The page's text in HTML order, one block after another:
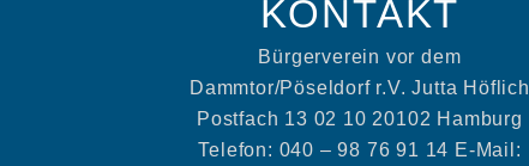
KONTAKT
Bürgerverein vor dem
Dammtor/Pöseldorf r.V. Jutta Höflich
Postfach 13 02 10 20102 Hamburg
Telefon: 040 – 98 76 91 14 E-Mail: